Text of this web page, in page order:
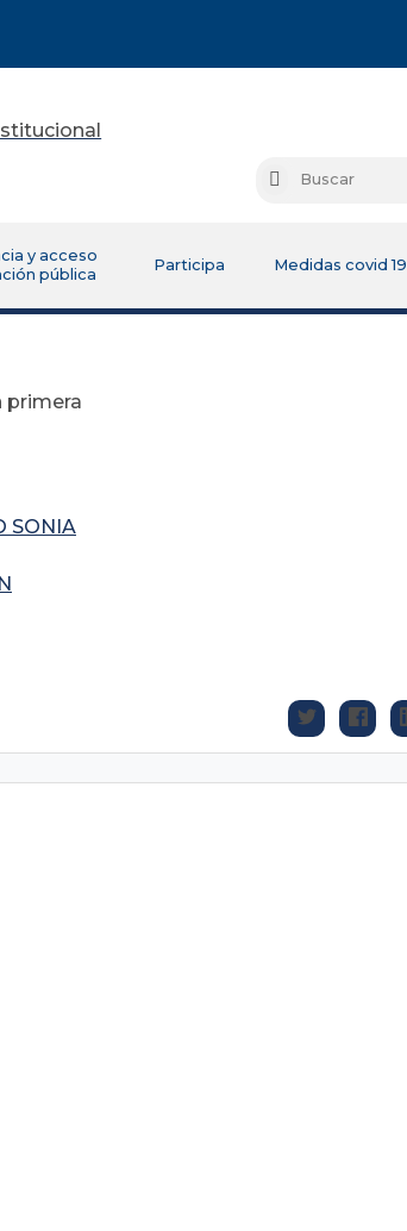
Buscar
y acceso
pública
Participa Medidas covid 19
primera
SONIA